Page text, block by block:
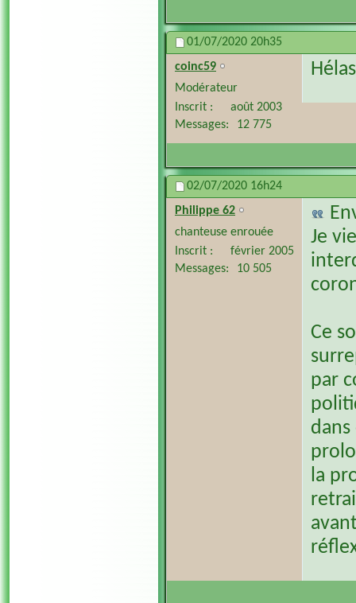
01/07/2020 20h35
coinc59
Modérateur
Inscrit
août 2003
Messages
12 775
02/07/2020 16h24
Philippe 62
chanteuse enrouée
Inscrit
février 2005
Messages
10 505
Je
Ce
par
la